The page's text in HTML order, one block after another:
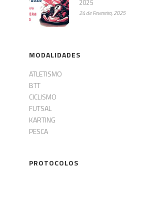
2025
24 de Fevereiro, 2025
MODALIDADES
ATLETISMO
BTT
CICLISMO
FUTSAL
KARTING
PESCA
PROTOCOLOS